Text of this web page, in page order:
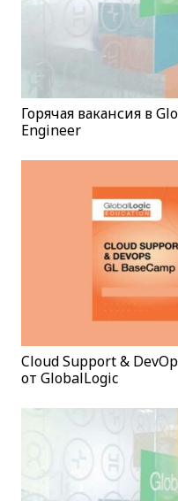
Горячая вакансия в
Engineer
Cloud Support &
от GlobalLogic